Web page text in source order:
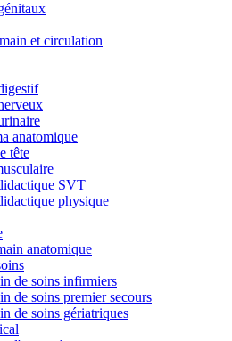
et circulation
anatomique
tête
SVT
physique
anatomique
de soins infirmiers
de soins premier secours
de soins gériatriques